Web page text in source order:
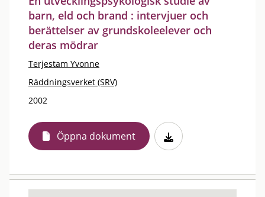
barn, eld och brand : intervjuer och
berättelser av grundskoleelever och
deras mödrar
Terjestam Yvonne
Räddningsverket (SRV)
2002
Öppna dokument